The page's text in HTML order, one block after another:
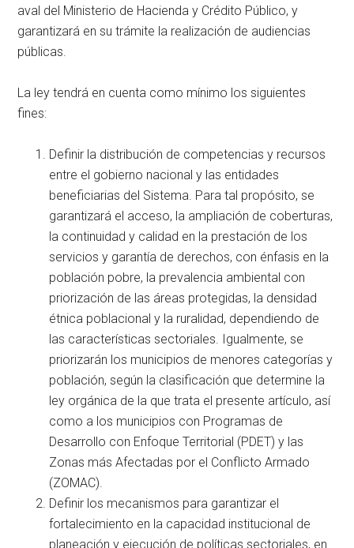
aval del Ministerio de Hacienda y Crédito Público, y
garantizará en su trámite la realización de audiencias
públicas.
La ley tendrá en cuenta como mínimo los siguientes
fines:
Definir la distribución de competencias y recursos
entre el gobierno nacional y las entidades
beneficiarias del Sistema. Para tal propósito, se
garantizará el acceso, la ampliación de coberturas,
la continuidad y calidad en la prestación de los
servicios y garantía de derechos, con énfasis en la
población pobre, la prevalencia ambiental con
priorización de las áreas protegidas, la densidad
étnica poblacional y la ruralidad, dependiendo de
las características sectoriales. Igualmente, se
priorizarán los municipios de menores categorías y
población, según la clasificación que determine la
ley orgánica de la que trata el presente artículo, así
como a los municipios con Programas de
Desarrollo con Enfoque Territorial (PDET) y las
Zonas más Afectadas por el Conflicto Armado
(ZOMAC).
Definir los mecanismos para garantizar el
fortalecimiento en la capacidad institucional de
planeación y ejecución de políticas sectoriales, en